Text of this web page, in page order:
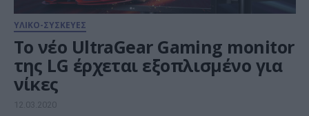
ΥΛΙΚΟ-ΣΥΣΚΕΥΕΣ
Το νέο UltraGear Gaming monitor
της LG έρχεται εξοπλισμένο για
νίκες
12.03.2020